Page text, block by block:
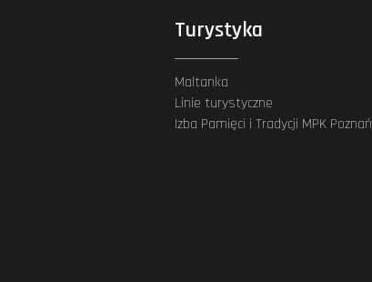
Turystyka
Maltanka
Linie turystyczne
Izba Pamięci i Tradycji MPK Poznań